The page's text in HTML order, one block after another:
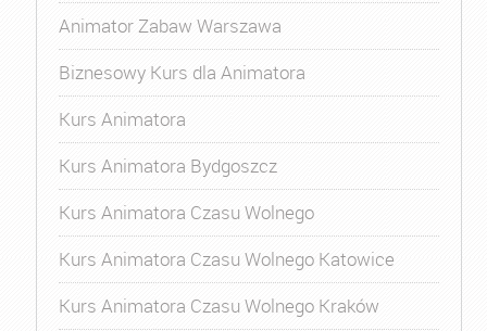
Animator Zabaw Warszawa
Biznesowy Kurs dla Animatora
Kurs Animatora
Kurs Animatora Bydgoszcz
Kurs Animatora Czasu Wolnego
Kurs Animatora Czasu Wolnego Katowice
Kurs Animatora Czasu Wolnego Kraków